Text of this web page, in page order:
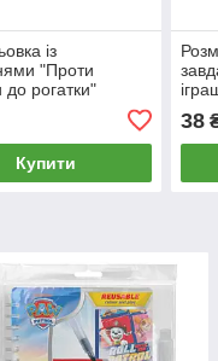
із
"Проти
до рогатки"
Купити
38